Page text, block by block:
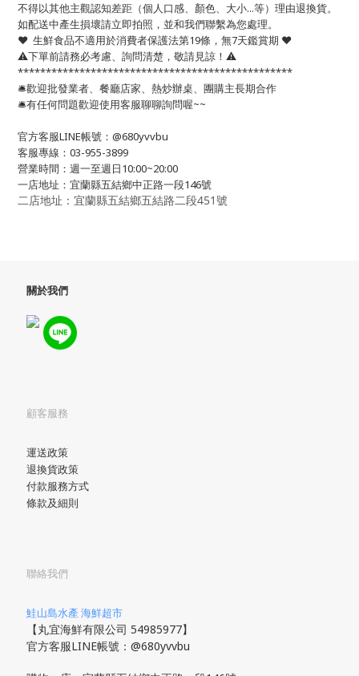
不得以其他主觀認知差距（個人口感、顏色、大小...等）理由退換貨。
如配送中產生損壞請立即拍照，並和我們聯繫為您處理。
❤️ 生鮮食品不適用於消費者保護法第19條，無7天鑑賞期 ❤️
⚠️下單前請務必考慮、詢問清楚，敬請見諒！⚠️
*************************************************
🛎歡迎批發業者、餐廳店家、熱炒辦桌、團購主長期合作
🛎有任何問題歡迎使用客服聊聊詢問喔~~
官方客服LINE帳號：@680yvvbu
客服專線：03-955-3899
營業時間：週一至週日10:00~20:00
一店地址：宜蘭縣五結鄉中正路一段146號
二店地址：宜蘭縣五結鄉五結路二段451號
關於我們
顧客服務
運送政策
退換貨政策
付款服務方式
條款及細則
聯絡我們
鮭山島水產 海鮮超市
【丸宜海鮮有限公司 54985977】
官方客服LINE帳號：@680yvvbu